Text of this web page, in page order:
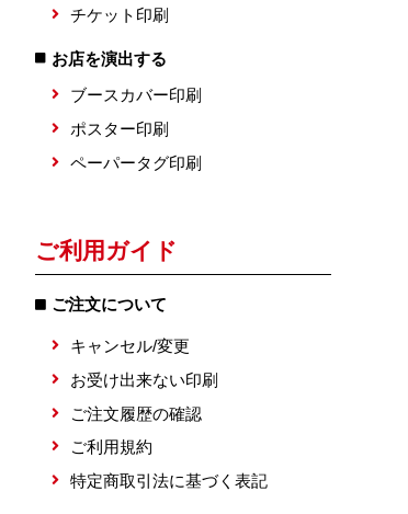
チケット印刷
お店を演出する
ブースカバー印刷
ポスター印刷
ペーパータグ印刷
ご利用ガイド
ご注文について
キャンセル/変更
お受け出来ない印刷
ご注文履歴の確認
ご利用規約
特定商取引法に基づく表記